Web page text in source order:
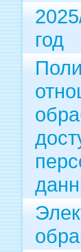
год